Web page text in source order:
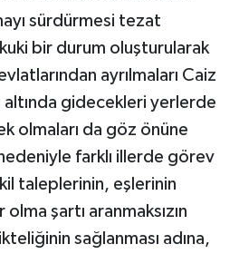
sürdürmesi tezat
bir durum oluşturularak
ayrılmaları Caiz
altında gidecekleri yerlerde
olmaları da göz önüne
farklı illerde görev
taleplerinin, eşlerinin
şartı aranmaksızın
sağlanması adına,